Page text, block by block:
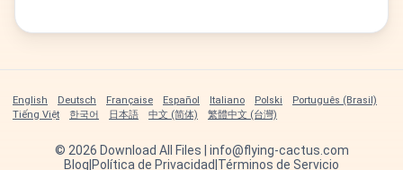
English Deutsch Française Español Italiano Polski
Português (Brasil)
Tiếng Việt
한국어 日本語 中文 (简体) 繁體中文 (台灣)
© 2026 Download All Files | info@flying-cactus.com
Blog Política de Privacidad Términos de Servicio